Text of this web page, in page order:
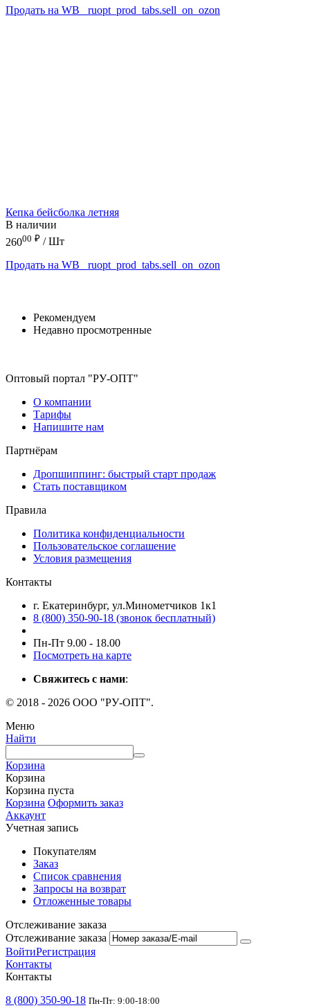
Продать на WB
_ruopt_prod_tabs.sell_on_ozon
Кепка бейсболка летняя
В наличии
26000 ₽ / Шт
Продать на WB
_ruopt_prod_tabs.sell_on_ozon
Рекомендуем
Недавно просмотренные
Оптовый портал "РУ-ОПТ"
О компании
Тарифы
Напишите нам
Партнёрам
Дропшиппинг: быстрый старт продаж
Стать поставщиком
Правила
Политика конфиденциальности
Пользовательское соглашение
Условия размещения
Контакты
г. Екатеринбург, ул.Минометчиков 1к1
8 (800) 350-90-18 (звонок бесплатный)
Пн-Пт 9.00 - 18.00
Посмотреть на карте
Свяжитесь с нами:
© 2018 - 2026 ООО "РУ-ОПТ".
Меню
Найти
Корзина
Корзина
Корзина пуста
Корзина Оформить заказ
Аккаунт
Учетная запись
Покупателям
Заказ
Список сравнения
Запросы на возврат
Отложенные товары
Отслеживание заказа
Отслеживание заказа
ВойтиРегистрация
Контакты
Контакты
8 (800) 350-90-18 Пн-Пт: 9:00-18:00